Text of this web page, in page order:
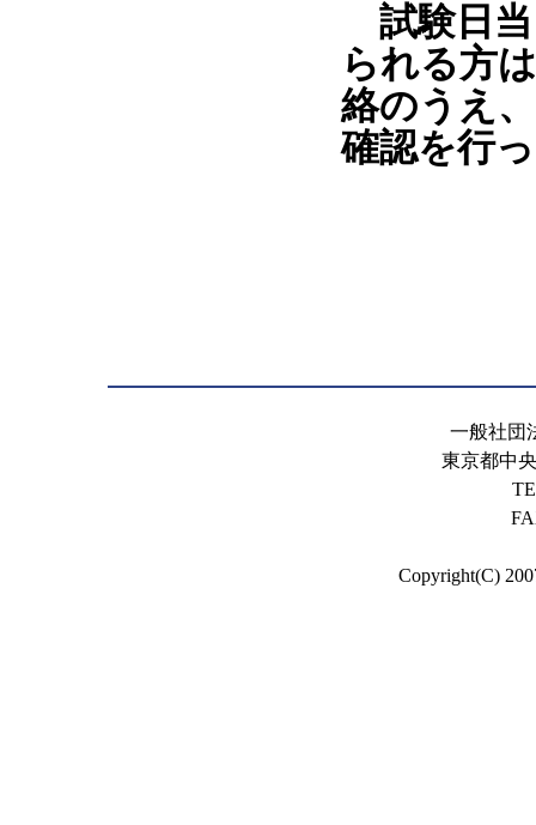
試験日当
られる方
絡のうえ
確認を行
一般社団
東京都中
Copyright(C)